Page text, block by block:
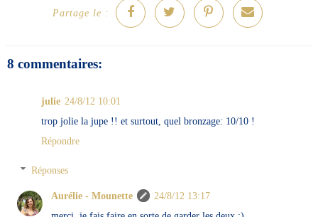
Partage le :
8 commentaires:
julie 24/8/12 10:01
trop jolie la jupe !! et surtout, quel bronzage: 10/10 !
Répondre
Réponses
Aurélie - Mounette
24/8/12 13:17